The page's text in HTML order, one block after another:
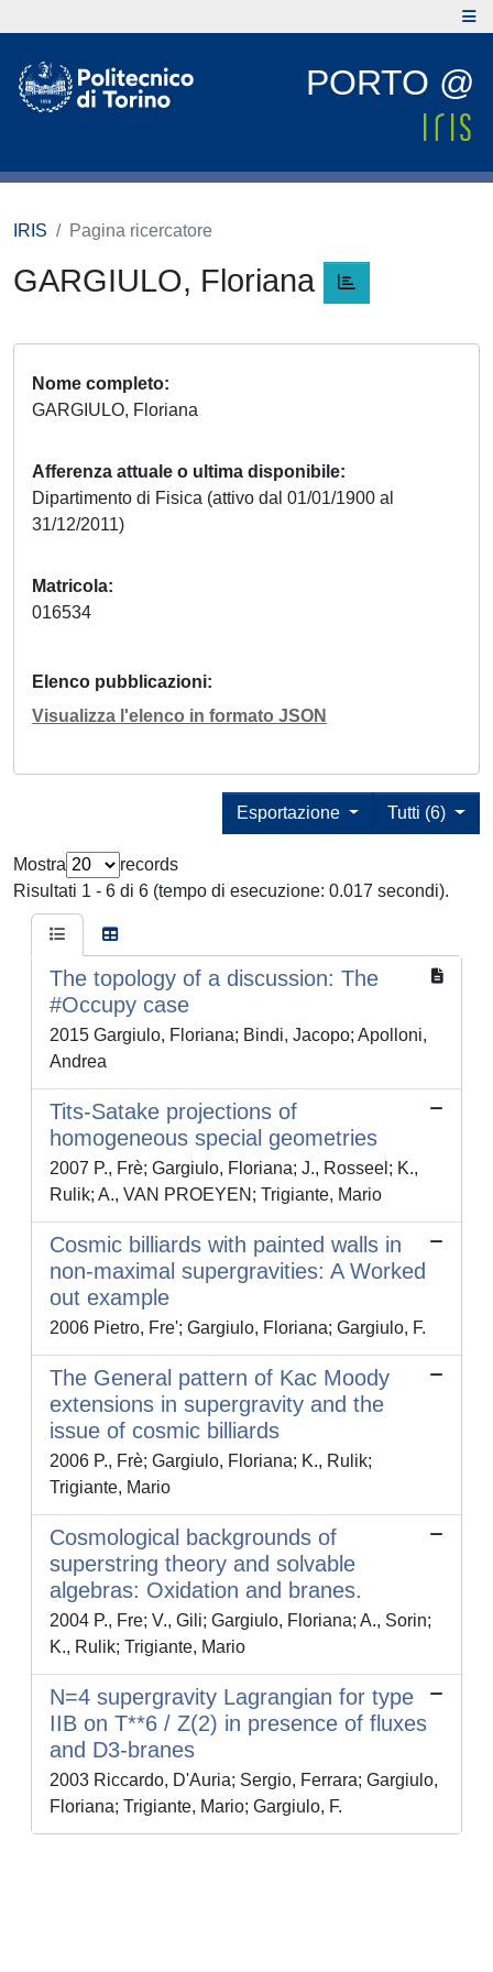
PORTO @
IRIS Pagina ricercatore
GARGIULO, Floriana
Nome completo
GARGIULO, Floriana
Afferenza attuale o ultima disponibile
Dipartimento di Fisica (attivo dal 01/01/1900 al
31/12/2011)
Matricola
016534
Elenco pubblicazioni
Visualizza l'elenco in formato JSON
Tutti (6)
Esportazione
Mostra
records
Risultati 1 - 6 di 6 (tempo di esecuzione: 0.017 secondi).
The topology of a discussion: The
#Occupy case
2015 Gargiulo, Floriana; Bindi, Jacopo; Apolloni,
Andrea
Tits-Satake projections of
homogeneous special geometries
2007 P., Frè; Gargiulo, Floriana; J., Rosseel; K.,
Rulik; A., VAN PROEYEN; Trigiante, Mario
Cosmic billiards with painted walls in
non-maximal supergravities: A Worked
out example
2006 Pietro, Fre'; Gargiulo, Floriana; Gargiulo, F.
The General pattern of Kac Moody
extensions in supergravity and the
issue of cosmic billiards
2006 P., Frè; Gargiulo, Floriana; K., Rulik;
Trigiante, Mario
Cosmological backgrounds of
superstring theory and solvable
algebras: Oxidation and branes.
2004 P., Fre; V., Gili; Gargiulo, Floriana; A., Sorin;
K., Rulik; Trigiante, Mario
N=4 supergravity Lagrangian for type
IIB on T**6 / Z(2) in presence of fluxes
and D3-branes
2003 Riccardo, D'Auria; Sergio, Ferrara; Gargiulo,
Floriana; Trigiante, Mario; Gargiulo, F.